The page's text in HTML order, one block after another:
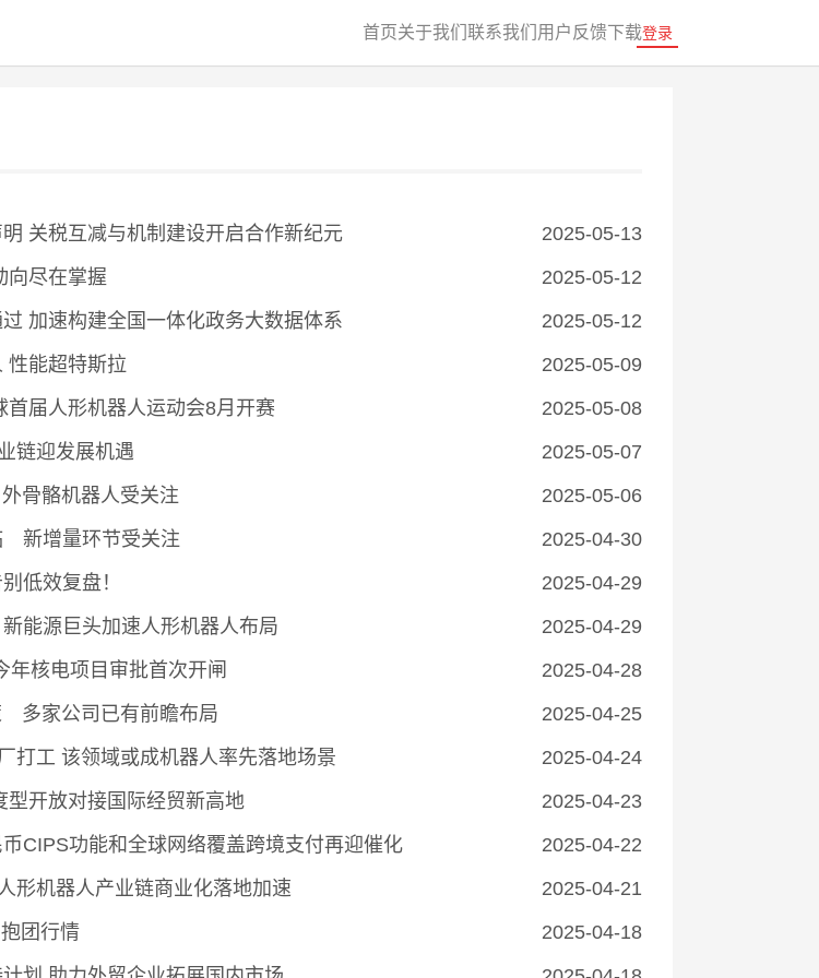
首页关于我们 联系我们 用户反馈下载登录
关税互减与机制建设开启合作新纪元
2025-05-13
向尽在掌握
2025-05-12
加速构建全国一体化政务大数据体系
2025-05-12
性能超特斯拉
2025-05-09
届人形机器人运动会8月开赛
2025-05-08
链迎发展机遇
2025-05-07
骨骼机器人受关注
2025-05-06
新增量环节受关注
2025-04-30
低效复盘！
2025-04-29
能源巨头加速人形机器人布局
2025-04-29
年核电项目审批首次开闸
2025-04-28
多家公司已有前瞻布局
2025-04-25
打工 该领域或成机器人率先落地场景
2025-04-24
型开放对接国际经贸新高地
2025-04-23
CIPS功能和全球网络覆盖跨境支付再迎催化
2025-04-22
形机器人产业链商业化落地加速
2025-04-21
团行情
2025-04-18